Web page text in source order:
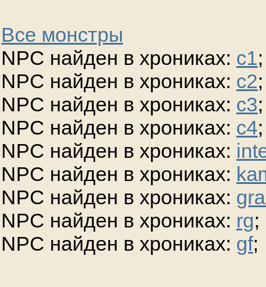
Все монстры
NPC найден в хрониках: c1;
NPC найден в хрониках: c2;
NPC найден в хрониках: c3;
NPC найден в хрониках: c4;
NPC найден в хрониках:
NPC найден в хрониках:
NPC найден в хрониках:
NPC найден в хрониках: rg;
NPC найден в хрониках: gf;